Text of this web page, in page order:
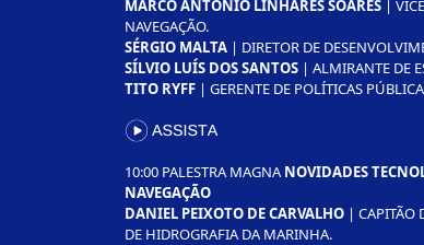
MARCO ANTÔNIO LINHARES SOARES |
NAVEGAÇÃO.
SÉRGIO MALTA | DIRETOR DE
SÍLVIO LUÍS DOS SANTOS | ALMIRANTE DE
TITO RYFF | GERENTE DE POLÍTICAS
10:00 PALESTRA MAGNANOVIDADES
NAVEGAÇÃO
DANIEL PEIXOTO DE CARVALHO | CAPITÃO
DE HIDROGRAFIA DA MARINHA.